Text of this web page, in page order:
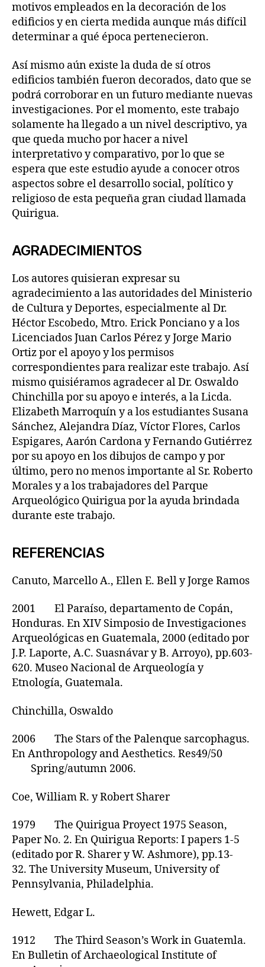
motivos empleados en la decoración de los
edificios y en cierta medida aunque más difícil
determinar a qué época pertenecieron.
Así mismo aún existe la duda de sí otros
edificios también fueron decorados, dato que se
podrá corroborar en un futuro mediante nuevas
investigaciones. Por el momento, este trabajo
solamente ha llegado a un nivel descriptivo, ya
que queda mucho por hacer a nivel
interpretativo y comparativo, por lo que se
espera que este estudio ayude a conocer otros
aspectos sobre el desarrollo social, político y
religioso de esta pequeña gran ciudad llamada
Quirigua.
AGRADECIMIENTOS
Los autores quisieran expresar su
agradecimiento a las autoridades del Ministerio
de Cultura y Deportes, especialmente al Dr.
Héctor Escobedo, Mtro. Erick Ponciano y a los
Licenciados Juan Carlos Pérez y Jorge Mario
Ortiz por el apoyo y los permisos
correspondientes para realizar este trabajo. Así
mismo quisiéramos agradecer al Dr. Oswaldo
Chinchilla por su apoyo e interés, a la Licda.
Elizabeth Marroquín y a los estudiantes Susana
Sánchez, Alejandra Díaz, Víctor Flores, Carlos
Espigares, Aarón Cardona y Fernando Gutiérrez
por su apoyo en los dibujos de campo y por
último, pero no menos importante al Sr. Roberto
Morales y a los trabajadores del Parque
Arqueológico Quirigua por la ayuda brindada
durante este trabajo.
REFERENCIAS
Canuto, Marcello A., Ellen E. Bell y Jorge Ramos
2001 El Paraíso, departamento de Copán,
Honduras. En XIV Simposio de Investigaciones
Arqueológicas en Guatemala, 2000 (editado por
J.P. Laporte, A.C. Suasnávar y B. Arroyo), pp.603-
620. Museo Nacional de Arqueología y
Etnología, Guatemala.
Chinchilla, Oswaldo
2006 The Stars of the Palenque sarcophagus.
En Anthropology and Aesthetics. Res49/50
Spring/autumn 2006.
Coe, William R. y Robert Sharer
1979 The Quirigua Proyect 1975 Season,
Paper No. 2. En Quirigua Reports: I papers 1-5
(editado por R. Sharer y W. Ashmore), pp.13-
32. The University Museum, University of
Pennsylvania, Philadelphia.
Hewett, Edgar L.
1912 The Third Season’s Work in Guatemla.
En Bulletin of Archaeological Institute of